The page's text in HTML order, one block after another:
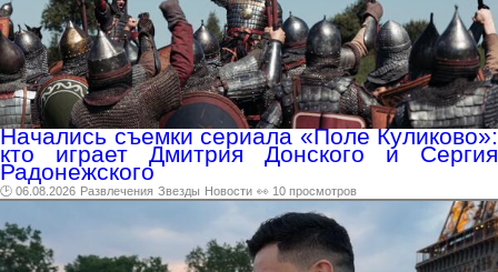
Начались съемки сериала «Поле Куликово»:
кто играет Дмитрия Донского и Сергия
Радонежского
🕑 06.08.2026 Развлечения Звезды Новости 👀 10 просмотров